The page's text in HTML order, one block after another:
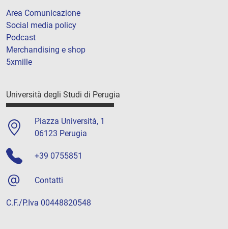
Area Comunicazione
Social media policy
Podcast
Merchandising e shop
5xmille
Università degli Studi di Perugia
Piazza Università, 1
06123 Perugia
+39 0755851
Contatti
C.F./P.Iva 00448820548